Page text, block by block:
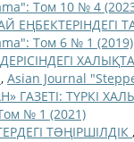
Том 10 № 4
ЕҢБЕКТЕРІНДЕГІ
Том 6 № 1 (2019)
, Asian Journal
ГАЗЕТІ: ТҮРКІ
№ 1 (2021)
ТƏҢІРШІЛДІК ,